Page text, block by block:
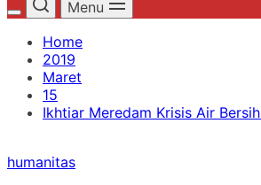
Menu
Home
2019
Maret
15
Ikhtiar Meredam Krisis Air
humanitas